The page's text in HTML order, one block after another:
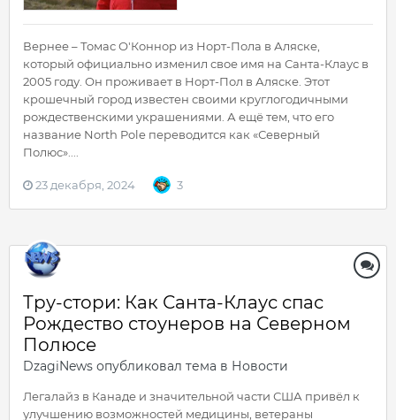
Вернее – Томас О'Коннор из Норт-Пола в Аляске,
который официально изменил свое имя на Санта-Клаус в
2005 году. Он проживает в Норт-Пол в Аляске. Этот
крошечный город известен своими круглогодичными
рождественскими украшениями. А ещё тем, что его
название North Pole переводится как «Северный
Полюс»....
23 декабря, 2024 3
Тру-стори: Как Санта-Клаус спас
Рождество стоунеров на Северном
Полюсе
DzagiNews опубликовал тема в Новости
Легалайз в Канаде и значительной части США привёл к
улучшению возможностей медицины, ветераны